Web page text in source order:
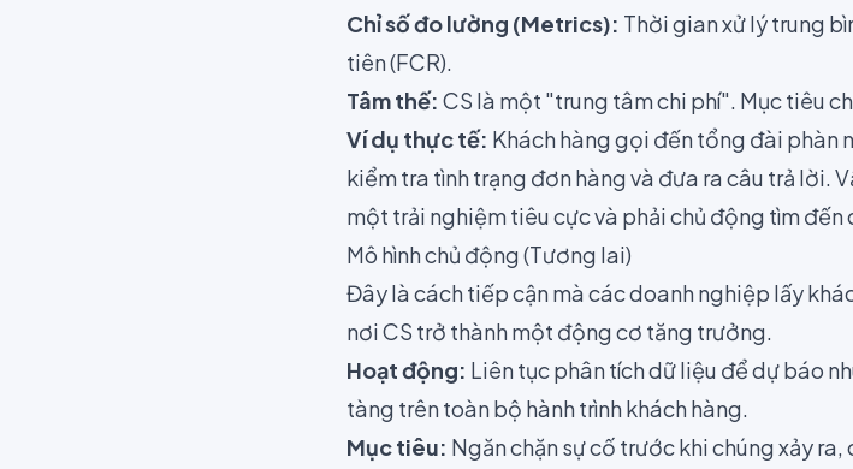
Chỉ số đo lường (Metrics): Thời gian xử lý trung
tiên (FCR).
Tâm thế: CS là một "trung tâm chi phí". Mục tiêu
Ví dụ thực tế: Khách hàng gọi đến tổng đài phàn
kiểm tra tình trạng đơn hàng và đưa ra câu trả lời.
một trải nghiệm tiêu cực và phải chủ động tìm đến
Mô hình chủ động (Tương lai)
Đây là cách tiếp cận mà các doanh nghiệp lấy
nơi CS trở thành một động cơ tăng trưởng.
Hoạt động: Liên tục phân tích dữ liệu để dự báo
tàng trên toàn bộ hành trình khách hàng.
Mục tiêu: Ngăn chặn sự cố trước khi chúng xảy